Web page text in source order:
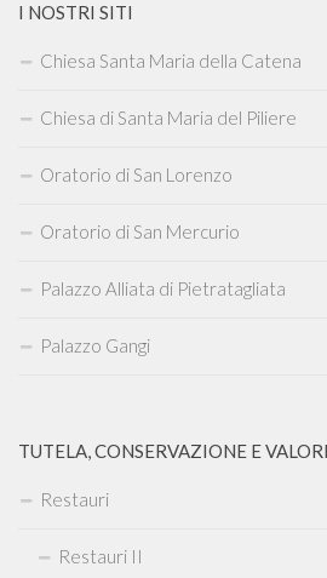
I NOSTRI SITI
Chiesa Santa Maria della Catena
Chiesa di Santa Maria del Piliere
Oratorio di San Lorenzo
Oratorio di San Mercurio
Palazzo Alliata di Pietratagliata
Palazzo Gangi
TUTELA, CONSERVAZIONE E
Restauri
Restauri II